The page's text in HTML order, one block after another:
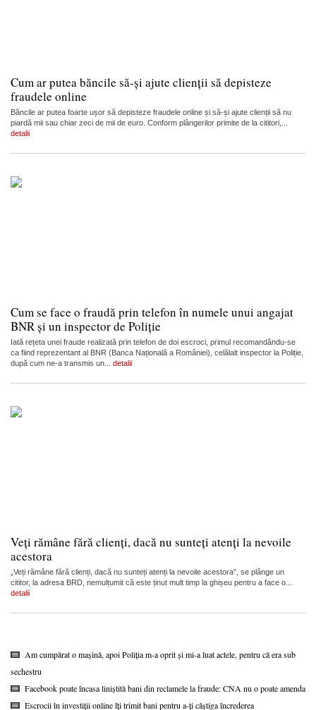
Cum ar putea băncile să-și ajute clienții să depisteze
fraudele online
Băncile ar putea foarte ușor să depisteze fraudele online și să-și ajute clienții să nu
piardă mii sau chiar zeci de mii de euro. Conform plângerilor primite de la cititori,...
detalii
Cum se face o fraudă prin telefon în numele unui angajat
BNR și un inspector de Poliție
Iată rețeta unei fraude realizată prin telefon de doi escroci, primul recomandându-se
ca fiind reprezentant al BNR (Banca Națională a României), celălalt inspector la Poliție,
după cum ne-a transmis un... detalii
Veți rămâne fără clienți, dacă nu sunteți atenți la nevoile
acestora
„Veți rămâne fără clienți, dacă nu sunteți atenți la nevoile acestora”, se plânge un
cititor, la adresa BRD, nemulțumit că este ținut mult timp la ghișeu pentru a face o...
detalii
Am cumpărat o mașină, apoi Poliția m-a oprit și mi-a luat actele, pentru că era sub
sechestru
Facebook poate încasa liniștită bani din reclamele la fraude: CNA nu o poate amenda
Escrocii în investiții online îți trimit bani pentru a-ți câștiga încrederea